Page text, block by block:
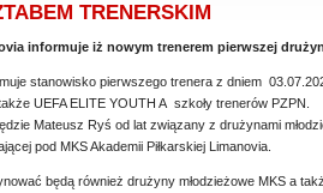
TRENERSKIM
informuje iż nowym trenerem pierwszej
stanowisko pierwszego trenera z dniem
UEFA ELITE YOUTH A szkoły trenerów
Mateusz Ryś od lat związany z drużynami
pod MKS Akademii Piłkarskiej Limanovia.
będą również drużyny młodzieżowe MKS a